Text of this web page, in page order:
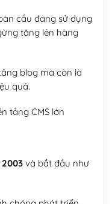
cầu đang sử dụng
tăng lên hàng
blog mà còn là
quả.
tảng CMS lớn
2003và bắt đầu như